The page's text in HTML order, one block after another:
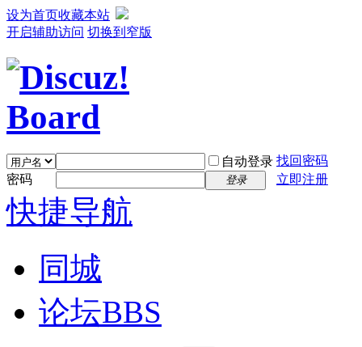
设为首页收藏本站
开启辅助访问 切换到窄版
自动登录 找回密码
密码
登录 立即注册
快捷导航
同城
论坛BBS